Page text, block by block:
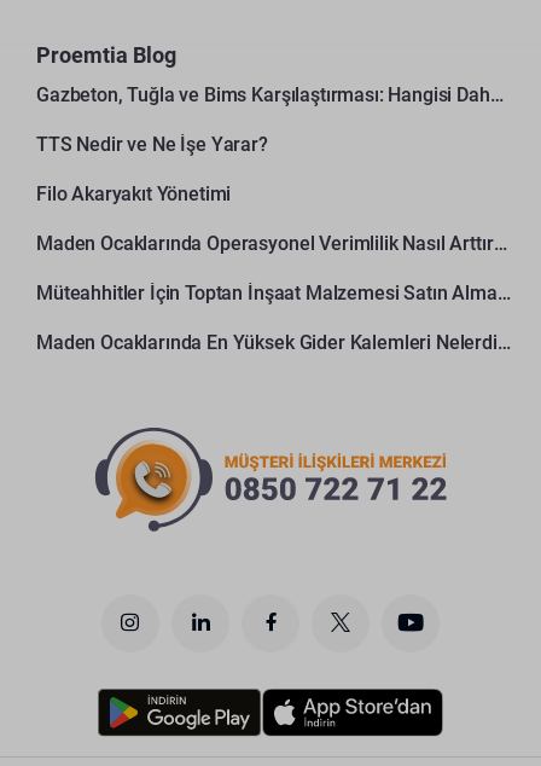
Proemtia Blog
Gazbeton, Tuğla ve Bims Karşılaştırması: Hangisi Daha Avantajlı?
TTS Nedir ve Ne İşe Yarar?
Filo Akaryakıt Yönetimi
Maden Ocaklarında Operasyonel Verimlilik Nasıl Arttırılır?
Müteahhitler İçin Toptan İnşaat Malzemesi Satın Alma Rehberi
Maden Ocaklarında En Yüksek Gider Kalemleri Nelerdir?